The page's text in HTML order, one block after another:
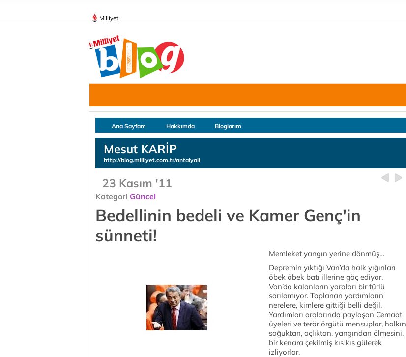
Milliyet
Ana Sayfam Hakkımda Bloglarım
Mesut KARİP
http://blog.milliyet.com.tr/antalyali
23 Kasım '11
Kategori Güncel
Bedellinin bedeli ve Kamer Genç'in
sünneti!
Memleket yangın yerine dönmüş…
Depremin yıktığı Van’da halk yığınları
öbek öbek batı illerine göç ediyor.
Van’da kalanların yaraları bir türlü
sarılamıyor. Toplanan yardımların
nerelere, kimlere gittiği belli değil.
Yardımları aralarında paylaşan Cemaat
üyeleri ve terör örgütü mensuplar, halkın
soğuktan, açlıktan, yangından ölmesini,
bir kenara çekilmiş kıs kıs gülerek
izliyorlar.